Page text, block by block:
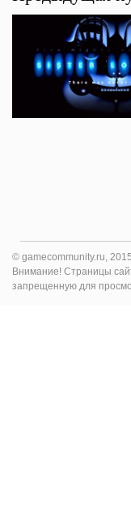
© gamecommunity.ru,
Внимание! Страницы
запрещенную для